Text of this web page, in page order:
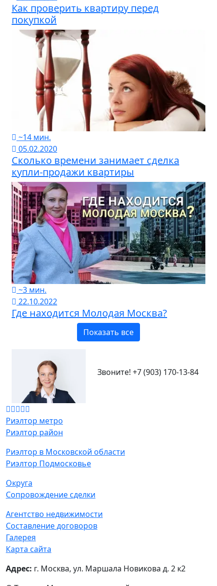
Как проверить квартиру перед
покупкой
~14 мин.
05.02.2020
Сколько времени занимает сделка
купли-продажи квартиры
~3 мин.
22.10.2022
Где находится Молодая Москва?
Показать все
Звоните! +7 (903) 170-13-84
Риэлтор метро
Риэлтор район
Риэлтор в Московской области
Риэлтор Подмосковье
Округа
Сопровождение сделки
Агентство недвижимости
Составление договоров
Галерея
Карта сайта
Адрес: г. Москва, ул. Маршала Новикова д. 2 к2